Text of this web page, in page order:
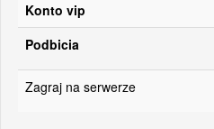
Konto vip
Podbicia
Zagraj na serwerze